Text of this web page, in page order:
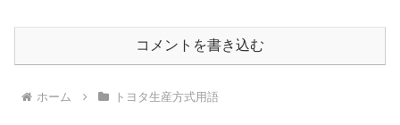
コメントを書き込む
ホーム トヨタ生産方式用語